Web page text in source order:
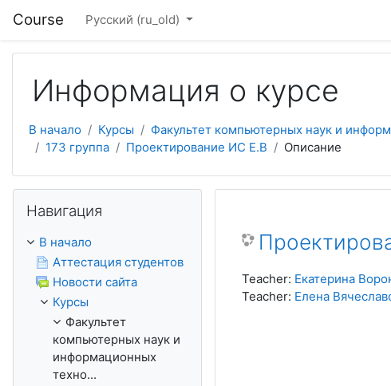
Course Русский ‎(ru_old)‎
Информация о курсе
В начало Курсы Факультет компьютерных наук и
173 группа
Проектирование ИС Е.В Описание
Teacher: Екатерина
Teacher: Елена
Навигация
В начало
Аттестация студентов
Новости сайта
Курсы
Факультет
компьютерных наук и
информационных
техно...